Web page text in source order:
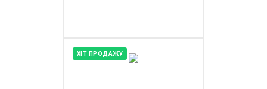
ХІТ ПРОДАЖУ